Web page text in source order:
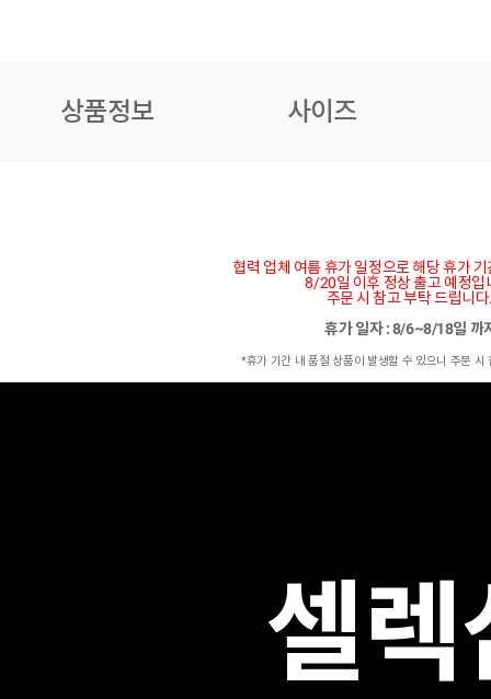
상품정보 사이즈
협력 업체 여름 휴가 일정으로 해당 휴가
8/20일 이후 정상 출고 예정입
주문 시 참고 부탁 드립니
휴가 일자 : 8/6~8/18일 까
*휴가 기간 내 품절 상품이 발생할 수 있으니 주문 시
셀렉